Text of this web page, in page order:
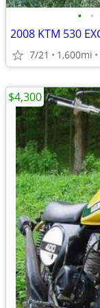
• •
2008 KTM 530
7/21 1,600mi
$4,300